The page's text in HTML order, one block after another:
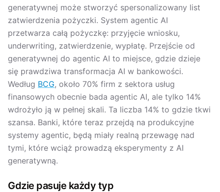
generatywnej może stworzyć spersonalizowany list
zatwierdzenia pożyczki. System agentic AI
przetwarza całą pożyczkę: przyjęcie wniosku,
underwriting, zatwierdzenie, wypłatę. Przejście od
generatywnej do agentic AI to miejsce, gdzie dzieje
się prawdziwa transformacja AI w bankowości.
Według BCG, około 70% firm z sektora usług
finansowych obecnie bada agentic AI, ale tylko 14%
wdrożyło ją w pełnej skali. Ta liczba 14% to gdzie tkwi
szansa. Banki, które teraz przejdą na produkcyjne
systemy agentic, będą miały realną przewagę nad
tymi, które wciąż prowadzą eksperymenty z AI
generatywną.
Gdzie pasuje każdy typ